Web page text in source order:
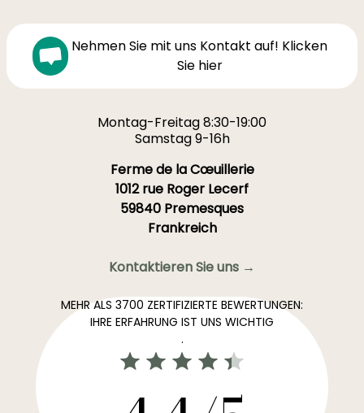
Nehmen Sie mit uns Kontakt auf! Klicken
Sie hier
Montag-Freitag 8:30-19:00
Samstag 9-16h
Ferme de la Cœuillerie
1012 rue Roger Lecerf
59840 Premesques
Frankreich
Kontaktieren Sie uns →
MEHR ALS 3700 ZERTIFIZIERTE BEWERTUNGEN:
IHRE ERFAHRUNG IST UNS WICHTIG
.